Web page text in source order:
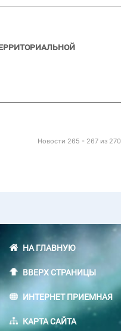
Новости 265 - 267 из 270
НА ГЛАВНУЮ
ВВЕРХ СТРАНИЦЫ
ИНТЕРНЕТ ПРИЕМНАЯ
КАРТА САЙТА